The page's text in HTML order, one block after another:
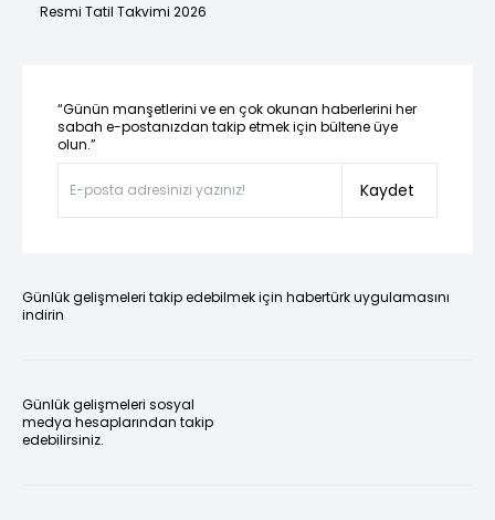
Resmi Tatil Takvimi 2026
“Günün manşetlerini ve en çok okunan haberlerini her
sabah e-postanızdan takip etmek için bültene üye
olun.”
Kaydet
Günlük gelişmeleri takip edebilmek için habertürk uygulamasını
indirin
Günlük gelişmeleri sosyal
medya hesaplarından takip
edebilirsiniz.